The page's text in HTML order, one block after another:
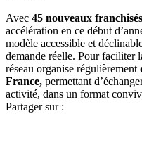
Avec 45 nouveaux
accélération en ce début
modèle accessible et
demande réelle. Pour faciliter
réseau organise régulièrement
France, permettant
activité, dans un format
Partager sur :